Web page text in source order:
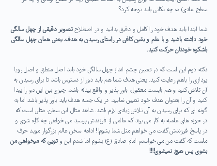
سطح عادی) به چه نکاتی باید توجه کرد؟
شما ابتدا باید هدف خود را کامل و دقیق بدانید و در اصطلاحتصویر دقیقی از چهل سالگی
خود داشته باشید و با علم و یقین کافی در راستای رسیدن به هدف، یعنی همان چهل سالگی
باشکوه خودتان حرکت کنید.
نکته دوم این است که در تعیین چشم انداز چهل سالگی خود باید اصل منطق و اصل رویا
پردازی را باهم رعایت کنید. یعنی هدف شما هم باید دور از دسترس باشد تا برای رسیدن به
آن تلاش کنید و هم بایست معقول، باور پذیر و واقع بینانه باشد. چیزی بین این دو را پیدا
کنید و آن را بعنوان هدف خود تعیین نمایید. در یک جمله هدف باید باور پذیر باشد اما به
گونه ای که برای رسیدن به آن تلاش زیادی لازم باشد. شاهد مثال این سخن، مثلی است که
در حوزه های علمیه به کار می برند که عالمی از فرزندش پرسید می خواهی چه کاره شوی و
در پاسخ فرزندش گفت می خواهم مثل شما بشوم!! ادامه سخن عالم بزرگوار موید حرف
ماست که گفت من می خواستم امام صادق (ع) بشوم اما شدم این وتویی که میخواهی من
بشوی پس هیچ نمیشوی!!!!